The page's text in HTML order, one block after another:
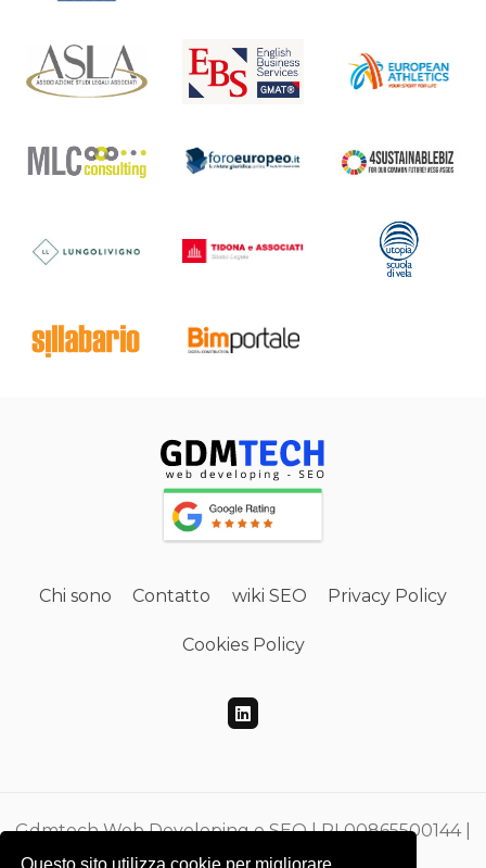
Questo sito utilizza cookie per migliorare
Chi sono Contatto wiki SEO Privacy Policy
Cookies Policy
Gdmtech Web Developing e SEO | PI 00865500144 |
CF DMEGZN73A10F205M